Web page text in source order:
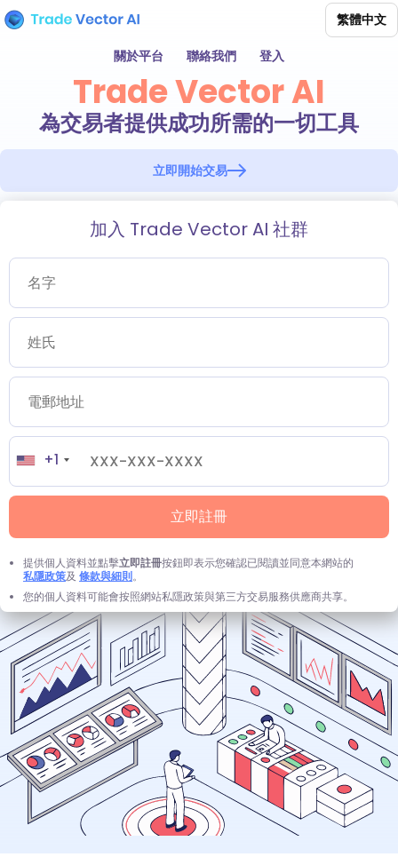
繁體中文
關於平台 聯絡我們 登入
Trade Vector AI
為交易者提供成功所需的一切工具
立即開始交易
加入 Trade Vector AI 社群
+1
立即註冊
提供個人資料並點擊立即註冊按鈕即表示您確認已閱讀並同意本網站的
私隱政策及 條款與細則。
您的個人資料可能會按照網站私隱政策與第三方交易服務供應商共享。